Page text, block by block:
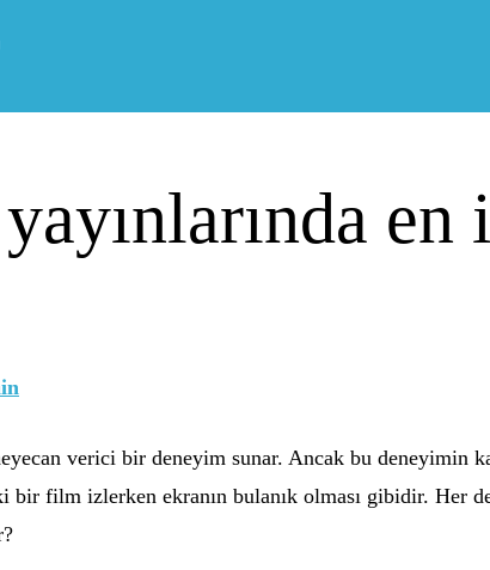
verici bir deneyim sunar. Ancak bu deneyimin
bir film izlerken ekranın bulanık olması gibidir. Her